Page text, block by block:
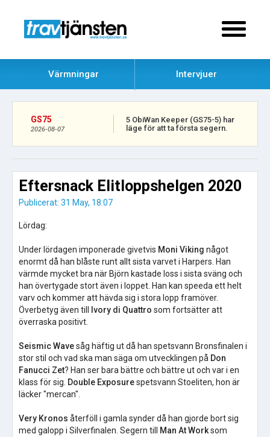
Värmningar Intervjuer
GS75
2026-08-07
5 ObiWan Keeper (GS75-5) har
läge för att ta första segern.
Eftersnack Elitloppshelgen 2020
Publicerat: 31 May, 18:07
Lördag:
Under lördagen imponerade givetvis Moni Viking något
enormt då han blåste runt allt sista varvet i Harpers. Han
värmde mycket bra när Björn kastade loss i sista sväng och
han övertygade stort även i loppet. Han kan speeda ett helt
varv och kommer att hävda sig i stora lopp framöver.
Överbetyg även till
Ivory di Quattro som fortsätter att
överraska positivt.
Seismic Wavesåg häftig ut då han spetsvann Bronsfinalen i
stor stil och vad ska man säga om utvecklingen på Don
Fanucci Zet? Han ser bara bättre och bättre ut och var i en
klass för sig. Double Exposurespetsvann Stoeliten, hon är
läcker "mercan".
Very Kronos återföll i gamla synder då han gjorde bort sig
med galopp i Silverfinalen. Segern till
Man At Worksom